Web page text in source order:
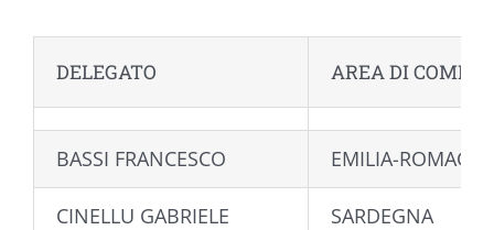
DELEGATO AREA DI
BASSI FRANCESCO EMILIA-
CINELLU GABRIELE SARDEGNA